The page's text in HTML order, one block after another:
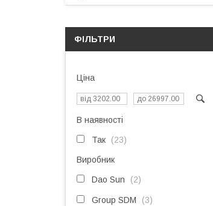
ФІЛЬТРИ
Ціна
В наявності
Так 23
Виробник
Dao Sun 2
Group SDM 3